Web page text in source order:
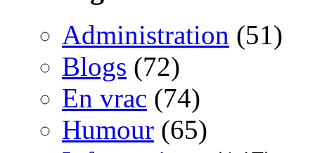
Administration (51)
Blogs (72)
En vrac (74)
Humour (65)